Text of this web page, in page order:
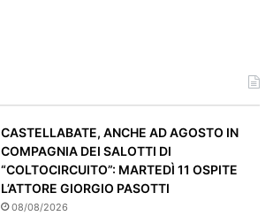
CASTELLABATE, ANCHE AD AGOSTO IN
COMPAGNIA DEI SALOTTI DI
“COLTOCIRCUITO”: MARTEDÌ 11 OSPITE
L’ATTORE GIORGIO PASOTTI
08/08/2026